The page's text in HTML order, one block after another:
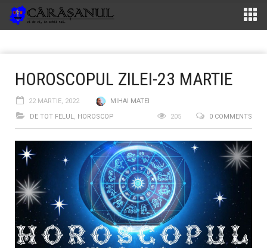
HOROSCOPUL ZILEI-23 MARTIE
22 MARTIE, 2022
MIHAI MATEI
DE TOT FELUL, HOROSCOP 0 COMMENTS
205